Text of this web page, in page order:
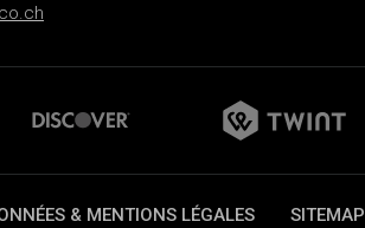
& MENTIONS LÉGALES SITEMAP